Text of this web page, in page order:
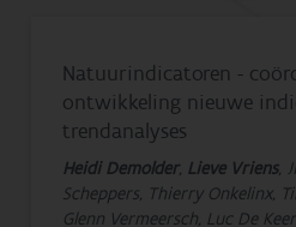
Natuurindicatoren -
ontwikkeling nieuwe
trendanalyses
Heidi Demolder, Lieve Vriens,
Scheppers, Thierry Onkelinx,
Glenn Vermeersch, Luc De